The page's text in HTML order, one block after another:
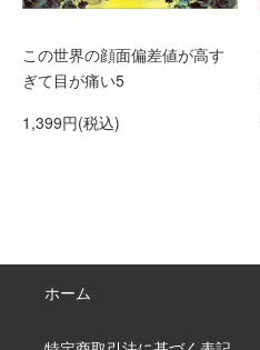
この世界の顔面偏差値が高す
ぎて目が痛い5
1,399円(税込)
ホーム